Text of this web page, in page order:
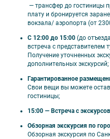
🏨 Отели тура
Россия 3*, Русь 4* и
Питание:завтраки со
Расчетный час:заезд
🗺️ В программе
— трансфер до гостиницы
плату и бронируется
вокзала/ аэропорта (от
C 12:00 до 15:00 (до
встреча с представителем
Получение уточненных
дополнительных экскурсий;
Гарантированное
Свои вещи вы можете
гостиницы;
15:00 — Встреча с
Обзорная экскурсия по
Обзорная экскурсия по